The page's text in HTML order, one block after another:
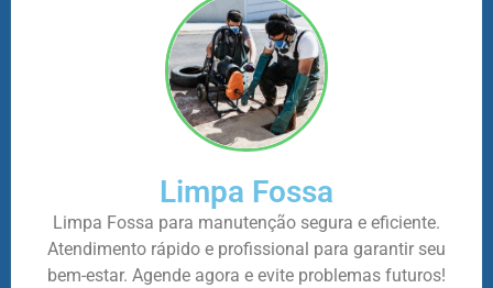
Limpa Fossa
Limpa Fossa para manutenção segura e eficiente.
Atendimento rápido e profissional para garantir seu
bem-estar. Agende agora e evite problemas futuros!